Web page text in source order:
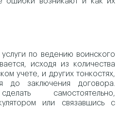
по ведению воинского
исходя из количества
учете, и других тонкостях,
до заключения договора.
самостоятельно,
или связавшись с